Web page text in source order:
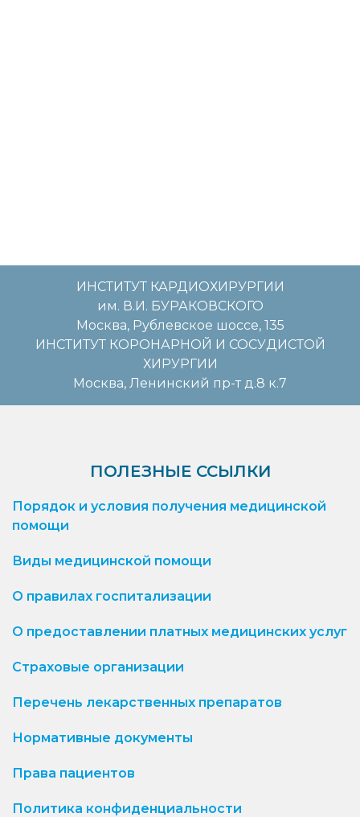
ИНСТИТУТ КАРДИОХИРУРГИИ
им. В.И. БУРАКОВСКОГО
Москва, Рублевское шоссе, 135
ИНСТИТУТ КОРОНАРНОЙ И СОСУДИСТОЙ
ХИРУРГИИ
Москва, Ленинский пр-т д.8 к.7
ПОЛЕЗНЫЕ ССЫЛКИ
Порядок и условия получения медицинской
помощи
Виды медицинской помощи
О правилах госпитализации
О предоставлении платных медицинских услуг
Страховые организации
Перечень лекарственных препаратов
Нормативные документы
Права пациентов
Политика конфиденциальности